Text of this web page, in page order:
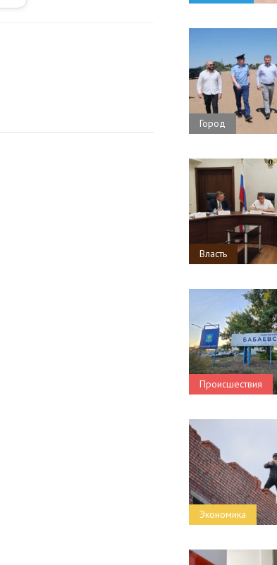
Город
Власть
Происшествия
Экономика